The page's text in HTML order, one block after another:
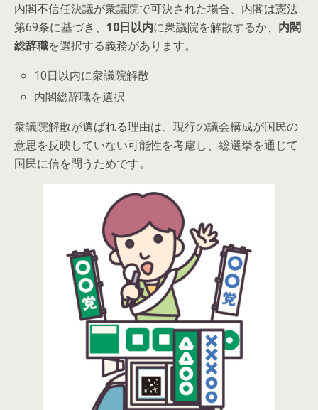
内閣不信任決議が衆議院で可決された場合、内閣は憲法
第69条に基づき、 10日以内に衆議院を解散するか、 内閣
総辞職を選択する義務があります。
10日以内に衆議院解散
内閣総辞職を選択
衆議院解散が選ばれる理由は、現行の議会構成が国民の
意思を反映していない可能性を考慮し、総選挙を通じて
国民に信を問うためです。